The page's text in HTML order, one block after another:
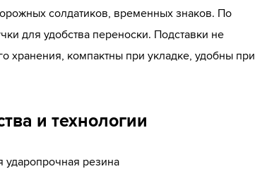
солдатиков, временных знаков. По
для удобства переноски. Подставки не
хранения, компактны при укладке, удобны при
и технологии
ударопрочная резина